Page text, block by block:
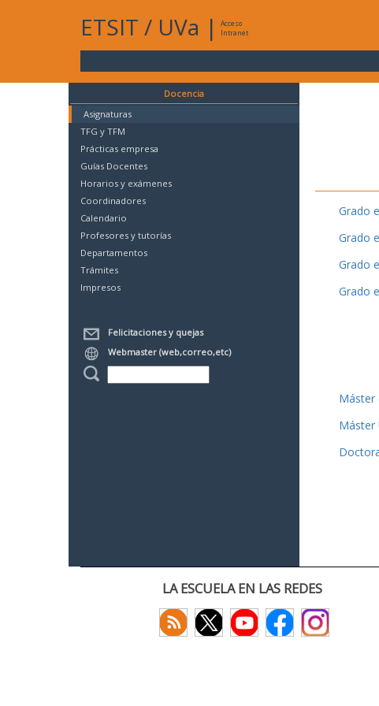
ETSIT / UVa |
Acceso
Intranet
Docencia
Asignaturas
TFG y TFM
Prácticas empresa
Guías Docentes
Horarios y exámenes
Coordinadores
Calendario
Profesores y tutorías
Departamentos
Trámites
Impresos
Felicitaciones y quejas
Webmaster (web,correo,etc)
Grado
Grado
Grado
Grado
Máster
Máster
LA ESCUELA EN LAS REDES